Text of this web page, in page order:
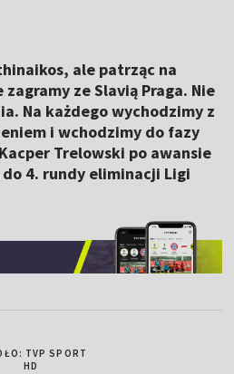
ale patrząc na
ze Slavią Praga. Nie
Na każdego wychodzimy z
i wchodzimy do fazy
Trelowski po awansie
4. rundy eliminacji Ligi
TVP SPORT
HD